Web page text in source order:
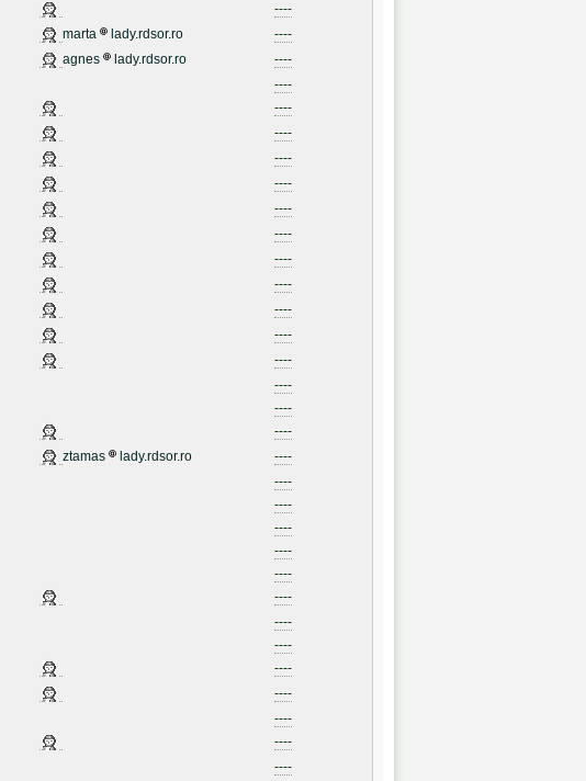
----
marta lady.rdsor.ro ----
agnes lady.rdsor.ro ----
----
----
----
----
----
----
----
----
----
----
----
----
----
----
----
ztamas lady.rdsor.ro ----
----
----
----
----
----
----
----
----
----
----
----
----
----